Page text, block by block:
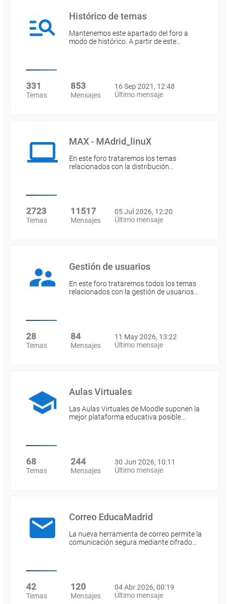
Histórico de temas
Mantenemos este apartado del foro a
modo de histórico. A partir de este…
331
Temas
853
Mensajes
16 Sep 2021, 12:48
Último mensaje
MAX - MAdrid_linuX
En este foro trataremos los temas
relacionados con la distribución…
2723
Temas
11517
Mensajes
05 Jul 2026, 12:20
Último mensaje
Gestión de usuarios
En este foro trataremos todos los temas
relacionados con la gestión de usuarios…
28
Temas
84
Mensajes
11 May 2026, 13:22
Último mensaje
Aulas Virtuales
Las Aulas Virtuales de Moodle suponen la
mejor plataforma educativa posible…
68
Temas
244
Mensajes
30 Jun 2026, 10:11
Último mensaje
Correo EducaMadrid
La nueva herramienta de correo permite la
comunicación segura mediante cifrado…
42
Temas
120
Mensajes
04 Abr 2026, 00:19
Último mensaje